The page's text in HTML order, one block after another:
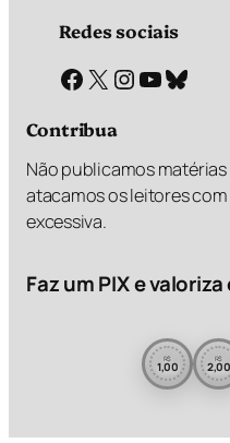
Redes sociais
Facebook X Instagram Youtube Bluesky
Contribua
Não publicamos
atacamos os leitores
excessiva.
Faz um PIX e
R$
1,00 R$
2,00